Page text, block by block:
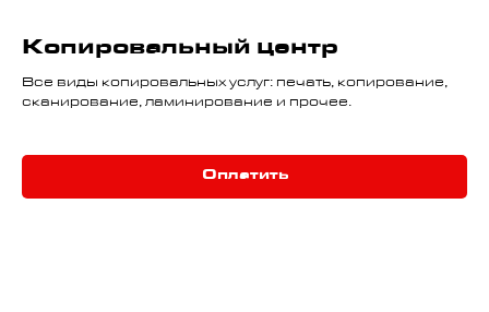
Копировальный центр
Все виды копировальных услуг: печать, копирование,
сканирование, ламинирование и прочее.
Оплатить